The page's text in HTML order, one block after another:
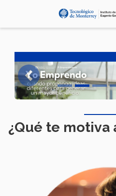
Previous
¿Qué te motiva